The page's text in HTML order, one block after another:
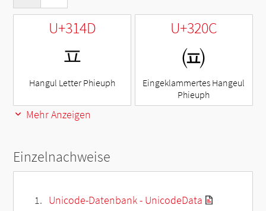
U+314D
ㅍ
Hangul Letter Phieuph
U+320C
㈌
Eingeklammertes Hangeul
Phieuph
Mehr Anzeigen
Einzelnachweise
Unicode-Datenbank - UnicodeData